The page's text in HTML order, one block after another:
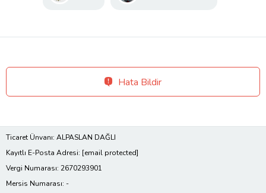
Hata Bildir
Ticaret Ünvanı: ALPASLAN DAĞLI
Kayıtlı E-Posta Adresi: [email protected]
Vergi Numarası: 2670293901
Mersis Numarası: -